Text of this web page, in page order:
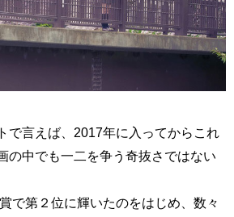
で言えば、2017年に入ってからこれ
の中でも一二を争う奇抜さではない
で第２位に輝いたのをはじめ、数々